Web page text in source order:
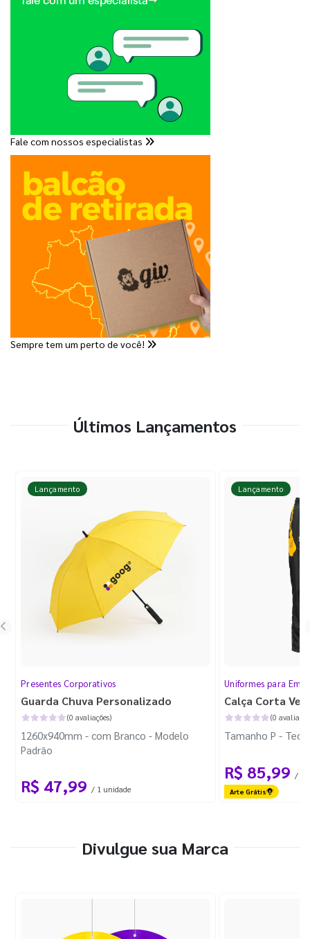
Fale com nossos especialistas
Sempre tem um perto de você!
Últimos Lançamentos
Lançamento
Presentes Corporativos
Guarda Chuva Personalizado
(0 avaliações)
1260x940mm - com Branco - Modelo
Padrão
R$ 47,99 / 1 unidade
Lançamento
Uniformes para
Calça Corta
(0
Tamanho P -
R$ 85,99 / 1
Arte Grátis
Divulgue sua Marca